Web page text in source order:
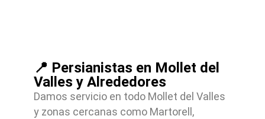
📍 Persianistas en Mollet del
Valles y Alrededores
Damos servicio en todo Mollet del Valles
y zonas cercanas como Martorell,